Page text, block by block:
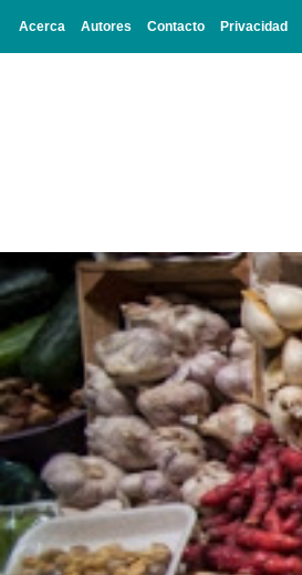
Acerca Autores Contacto Privacidad